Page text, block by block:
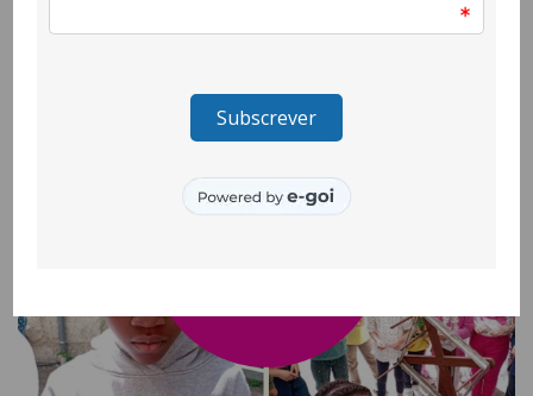
2020 e União Europeia, através do Fundo Social Europeu.